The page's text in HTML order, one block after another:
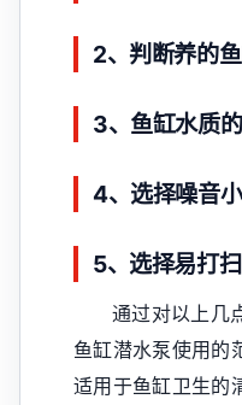
2、判断养的
3、鱼缸水质
4、选择噪音
5、选择易打
通过对以上几
鱼缸潜水泵使用的
适用于鱼缸卫生的